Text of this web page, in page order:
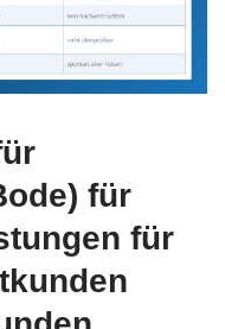
für
für